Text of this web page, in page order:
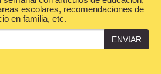
escolares, recomendaciones de
en familia, etc.
ENVIAR